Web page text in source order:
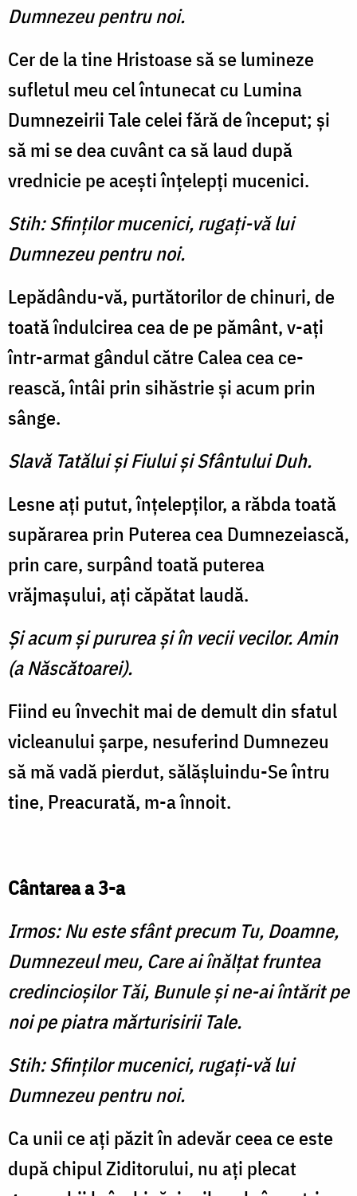
Dumnezeu pentru noi.
Cer de la tine Hristoase să se lumineze
sufletul meu cel în­tunecat cu Lumina
Dumnezeirii Tale celei fără de început; şi
să mi se dea cuvânt ca să laud după
vrednicie pe aceşti înţelepţi mucenici.
Stih: Sfinţilor mucenici, rugaţi-vă lui
Dumnezeu pentru noi.
Lepădându-vă, purtătorilor de chinuri, de
toată îndulcirea cea de pe pământ, v-aţi
într-armat gândul către Calea cea ce­
rească, întâi prin sihăstrie şi acum prin
sânge.
Slavă Tatălui şi Fiului şi Sfântului Duh.
Lesne aţi putut, înţelepţilor, a răbda toată
supărarea prin Puterea cea Dumnezeiască,
prin care, surpând toată puterea
vrăjmaşului, aţi căpătat laudă.
Şi acum şi pururea şi în vecii vecilor. Amin
(a Născătoarei).
Fiind eu învechit mai de de­mult din sfatul
vicleanului şar­pe, nesuferind Dumnezeu
să mă vadă pierdut, sălăşluindu-Se întru
tine, Preacurată, m-a înnoit.
Cântarea a 3-a
Irmos: Nu este sfânt precum Tu, Doamne,
Dumnezeul meu, Care ai înălţat fruntea
credincioşilor Tăi, Bunule şi ne-ai întărit pe
noi pe piatra mărturisirii Tale.
Stih: Sfinţilor mucenici, rugaţi-vă lui
Dumnezeu pentru noi.
Ca unii ce aţi păzit în ade­văr ceea ce este
după chipul Ziditorului, nu aţi plecat